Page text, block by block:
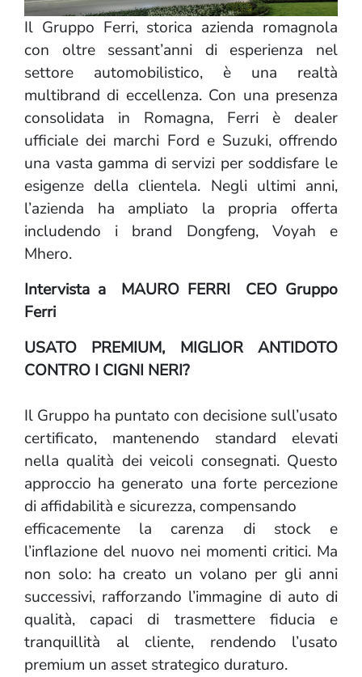
Il Gruppo Ferri, storica azienda romagnola
con oltre sessant’anni di esperienza nel
settore automobilistico, è una realtà
multibrand di eccellenza. Con una presenza
consolidata in Romagna, Ferri è dealer
ufficiale dei marchi Ford e Suzuki, offrendo
una vasta gamma di servizi per soddisfare le
esigenze della clientela. Negli ultimi anni,
l’azienda ha ampliato la propria offerta
includendo i brand Dongfeng, Voyah e
Mhero.
Intervista a MAURO FERRI CEO Gruppo
Ferri
USATO PREMIUM, MIGLIOR ANTIDOTO
CONTRO I CIGNI NERI?
Il Gruppo ha puntato con decisione sull’usato
certificato, mantenendo standard elevati
nella qualità dei veicoli consegnati. Questo
approccio ha generato una forte percezione
di affidabilità e sicurezza, compensando
efficacemente la carenza di stock e
l’inflazione del nuovo nei momenti critici. Ma
non solo: ha creato un volano per gli anni
successivi, rafforzando l’immagine di auto di
qualità, capaci di trasmettere fiducia e
tranquillità al cliente, rendendo l’usato
premium un asset strategico duraturo.